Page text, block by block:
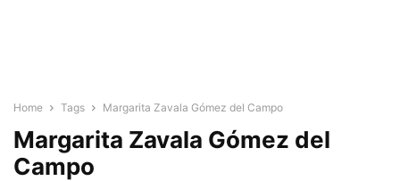
Home Tags Margarita Zavala Gómez del Campo
Margarita Zavala Gómez del
Campo